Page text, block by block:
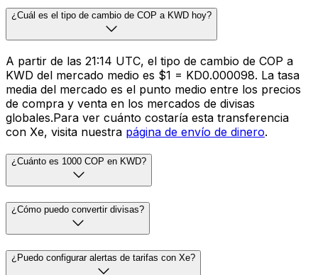
¿Cuál es el tipo de cambio de COP a KWD hoy?
A partir de las 21:14 UTC, el tipo de cambio de COP a
KWD del mercado medio es $1 = KD0.000098. La tasa
media del mercado es el punto medio entre los precios
de compra y venta en los mercados de divisas
globales.Para ver cuánto costaría esta transferencia
con Xe, visita nuestra página de envío de dinero.
¿Cuánto es 1000 COP en KWD?
¿Cómo puedo convertir divisas?
¿Puedo configurar alertas de tarifas con Xe?